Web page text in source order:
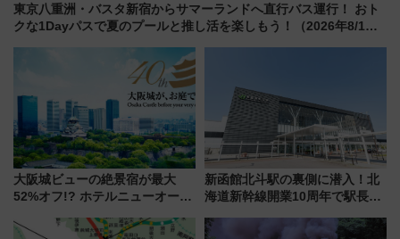
東京八重洲・バスタ新宿からサマーランドへ直行バス運行！ おト
クな1Dayパスで夏のプールと推し活を楽しもう！（2026年8/1～
大阪城ビューの絶景宿が最大
52%オフ!? ホテルニューオータ
ール」で秋の関西旅を豪華にす
新函館北斗駅の裏側に潜入！北
海道新幹線開業10周年で駅長
ト 参加方法や体験内容を紹介